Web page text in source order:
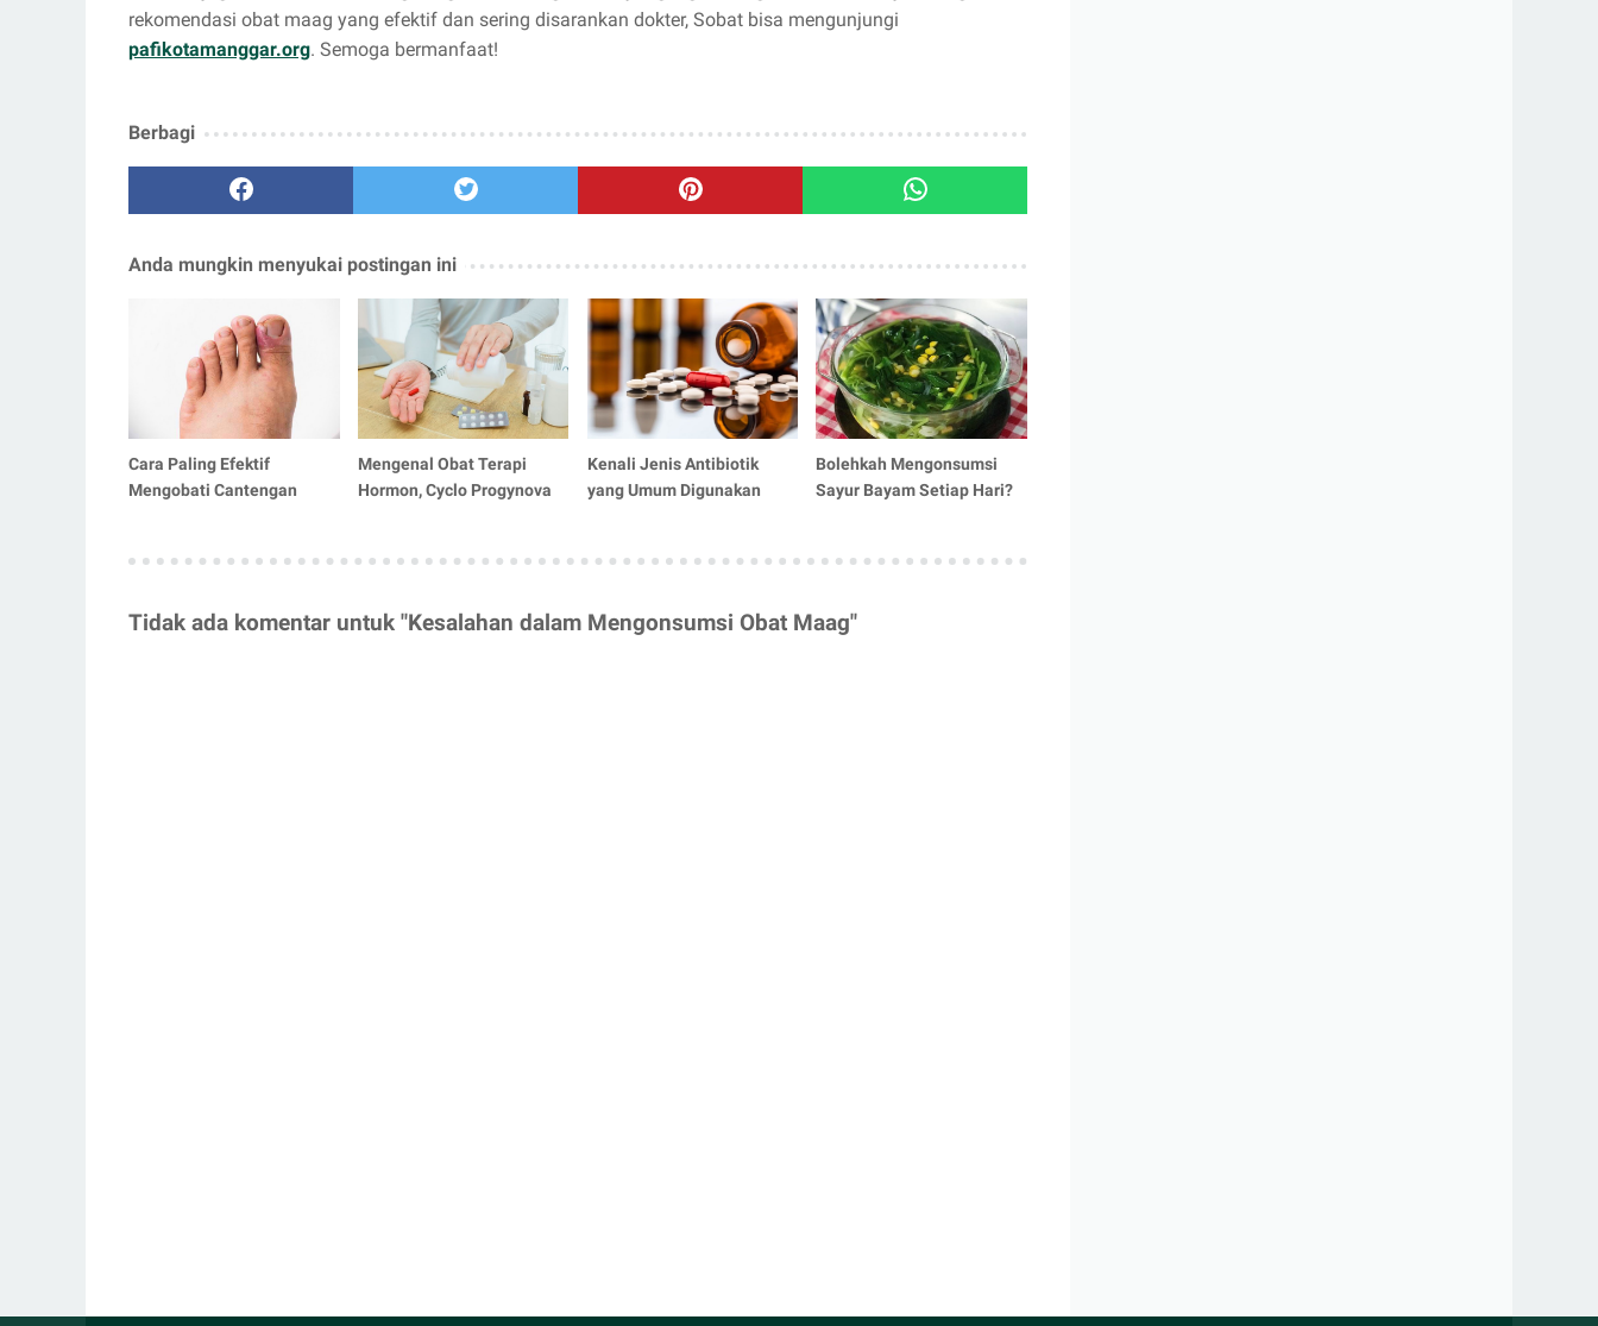
rekomendasi obat maag yang efektif dan sering disarankan dokter, Sobat bisa mengunjungi
pafikotamanggar.org. Semoga bermanfaat!
Berbagi
Anda mungkin menyukai postingan ini
Cara Paling Efektif
Mengobati Cantengan
Mengenal Obat Terapi
Hormon, Cyclo Progynova
Kenali Jenis Antibiotik
yang Umum Digunakan
Bolehkah Mengonsumsi
Sayur Bayam Setiap Hari?
Tidak ada komentar untuk "Kesalahan dalam Mengonsumsi Obat Maag"